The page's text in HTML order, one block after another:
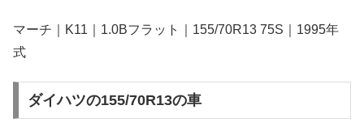
マーチ｜K11｜1.0Bフラット｜155/70R13 75S｜1995年
式
ダイハツの155/70R13の車